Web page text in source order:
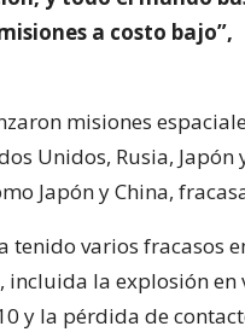
a costo bajo”,
misiones
Unidos, Rusia, Japón
Japón y China,
tenido varios fracasos
incluida la explosión en
y la pérdida de